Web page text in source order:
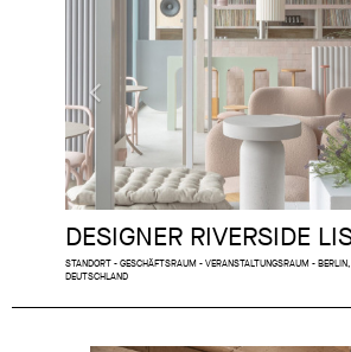
STANDORT - GESCHÄFTSRAUM - VERANSTALTUNGSRAUM - BERLIN,
DEUTSCHLAND